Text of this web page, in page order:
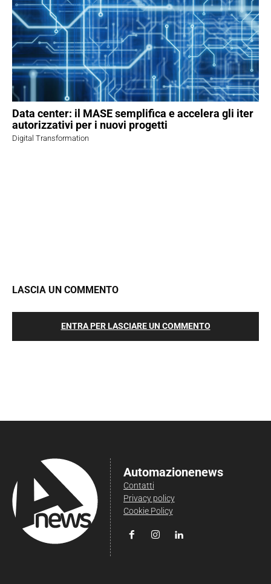
Data center: il MASE semplifica e accelera gli iter
autorizzativi per i nuovi progetti
Digital Transformation
LASCIA UN COMMENTO
ENTRA PER LASCIARE UN COMMENTO
Automazionenews
Contatti
Privacy policy
Cookie Policy